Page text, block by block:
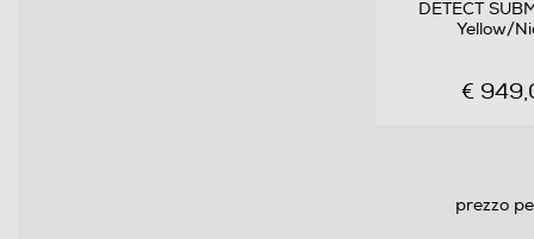
DETECT
Yellow/
€
prezzo